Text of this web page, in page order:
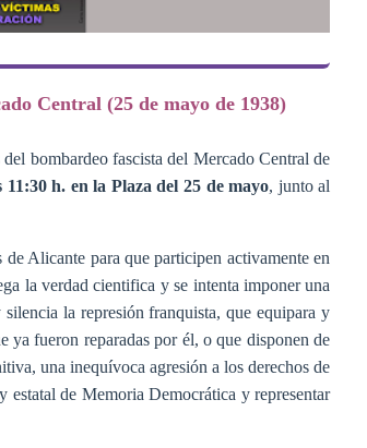
Central (25 de mayo de 1938)
bombardeo fascista del Mercado Central de
11:30 h. en la Plaza del 25 de mayo, junto al
Alicante para que participen activamente en
la verdad cientifica y se intenta imponer una
la represión franquista, que equipara y
ya fueron reparadas por él, o que disponen de
una inequívoca agresión a los derechos de
estatal de Memoria Democrática y representar